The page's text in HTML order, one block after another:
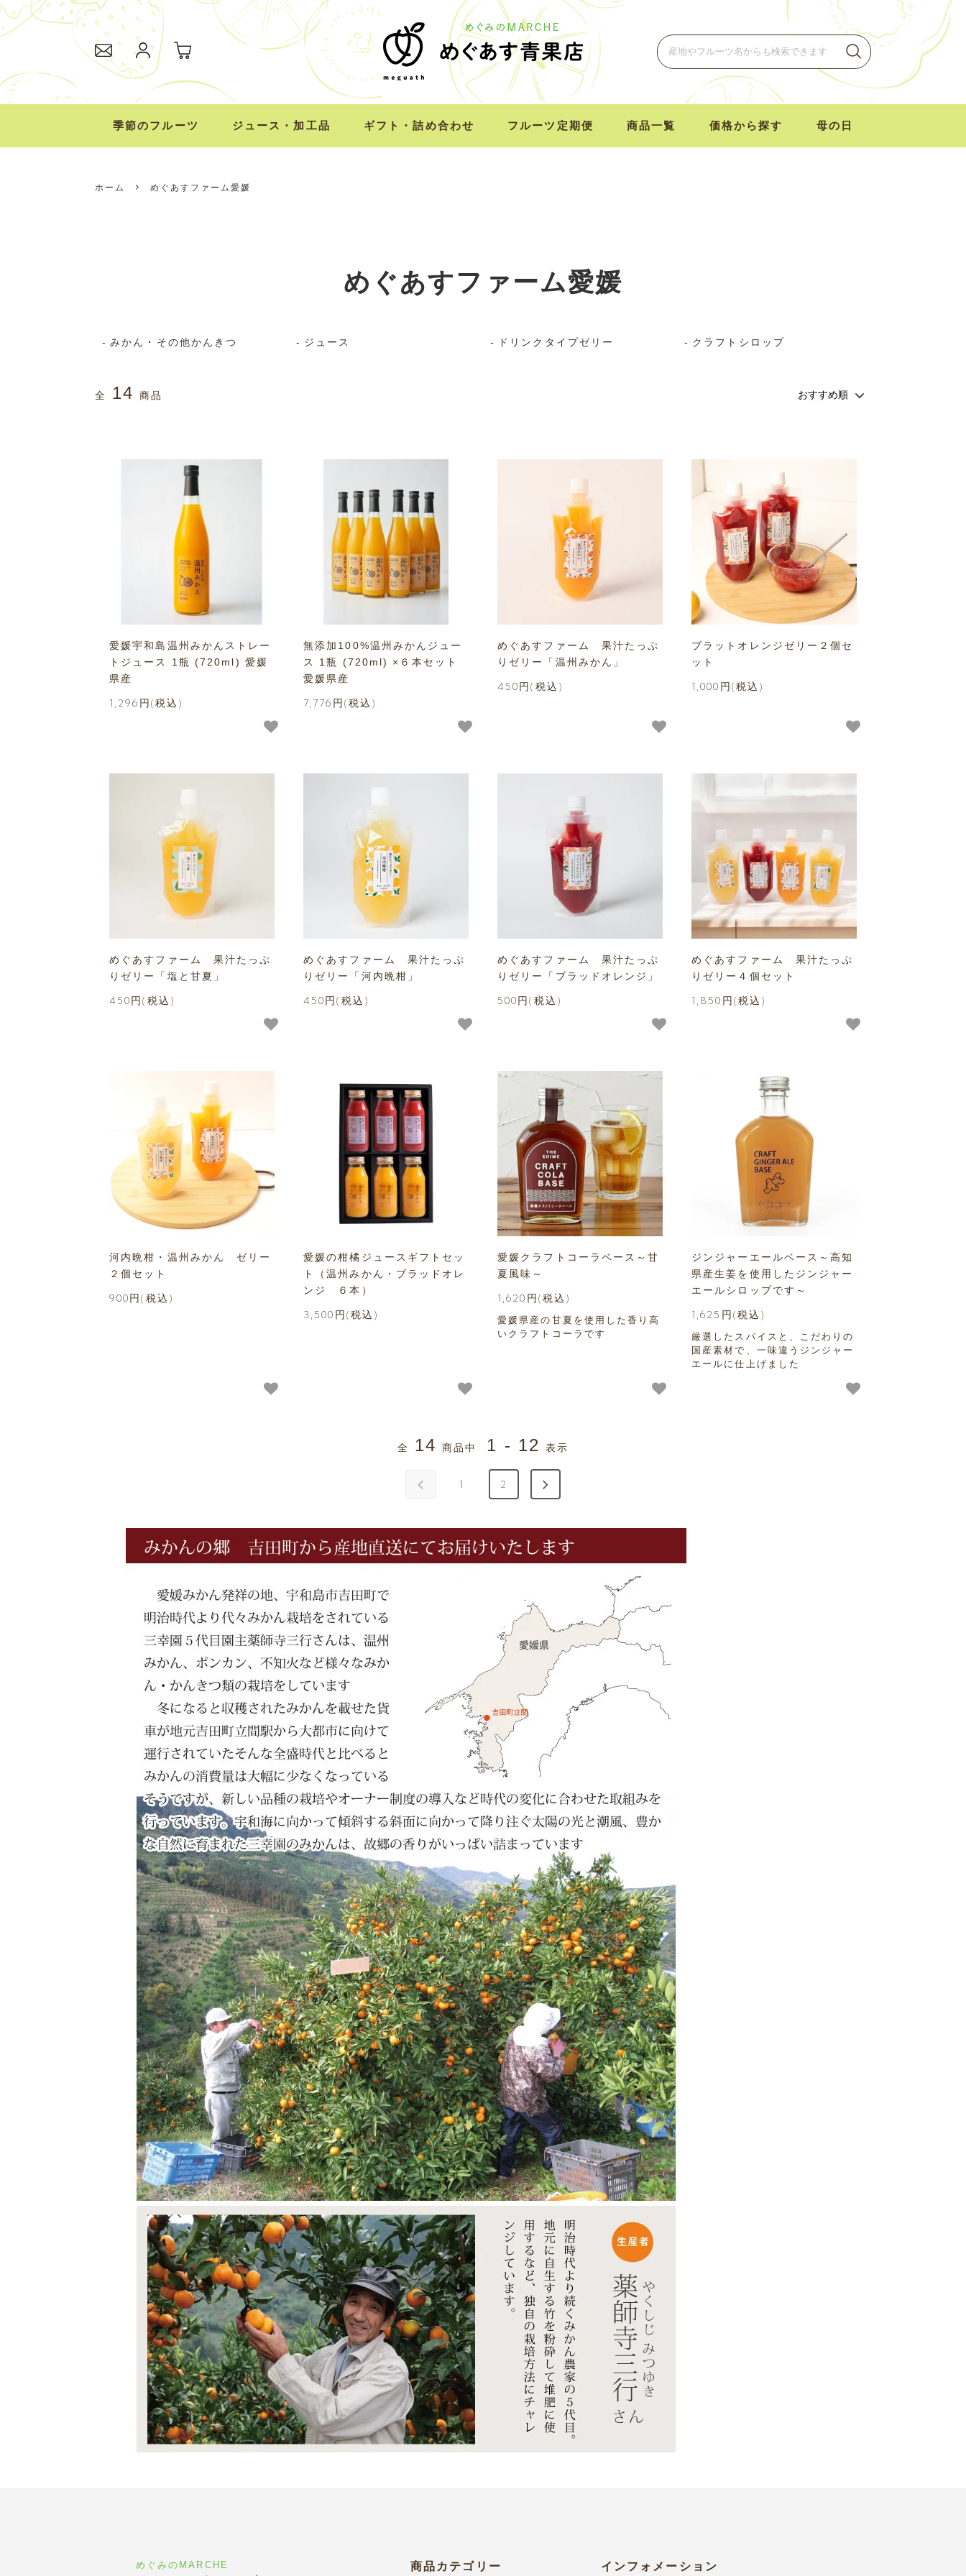
全国の四季を彩る「旬」の味覚、「感」動をお届けいたします
季節のフルーツ ジュース・加工品 ギフト・詰め合わせ フルーツ定期便 商品一覧 価格から探す 母の日
ホーム めぐあすファーム愛媛
めぐあすファーム愛媛
みかん・その他かんきつ ジュース ドリンクタイプゼリー クラフトシロップ
全 14 商品
愛媛宇和島温州みかんストレー
トジュース 1瓶 (720ml) 愛媛
県産
1,296円(税込)
無添加100%温州みかんジュー
ス 1瓶 (720ml) ×６本セット
愛媛県産
7,776円(税込)
めぐあすファーム 果汁たっぷ
りゼリー「温州みかん」
450円(税込)
ブラットオレンジゼリー２個セ
ット
1,000円(税込)
めぐあすファーム 果汁たっぷ
りゼリー「塩と甘夏」
450円(税込)
めぐあすファーム 果汁たっぷ
りゼリー「河内晩柑」
450円(税込)
めぐあすファーム 果汁たっぷ
りゼリー「ブラッドオレンジ」
500円(税込)
めぐあすファーム 果汁たっぷ
りゼリー４個セット
1,850円(税込)
河内晩柑・温州みかん ゼリー
２個セット
900円(税込)
愛媛の柑橘ジュースギフトセッ
ト（温州みかん・ブラッドオレ
ンジ ６本）
3,500円(税込)
愛媛クラフトコーラベース～甘
夏風味～
1,620円(税込)
愛媛県産の甘夏を使用した香り高
いクラフトコーラです
ジンジャーエールベース～高知
県産生姜を使用したジンジャー
エールシロップです～
1,625円(税込)
厳選したスパイスと、こだわりの
国産素材で、一味違うジンジャー
エールに仕上げました
全 14 商品中 1 - 12 表示
1 2
めぐみのMARCHE 商品カテゴリー インフォメーション